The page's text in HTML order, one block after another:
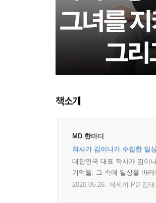
책소개
MD 한마디
작사가 김이나가 수집한 일
대한민국 대표 작사가 김이
기억들. 그 속에 일상을 바
2020.05.26. 에세이 PD 김태